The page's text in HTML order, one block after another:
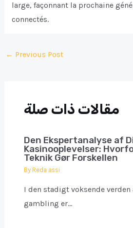
large, façonnant la prochaine
connectés.
Post
← Previous Post
مقالات ذات صلة
Den Ekspertanalyse af
Kasinooplevelser:
Teknik Gør Forskellen
By Reda assi
I den stadigt voksende verden
gambling er…